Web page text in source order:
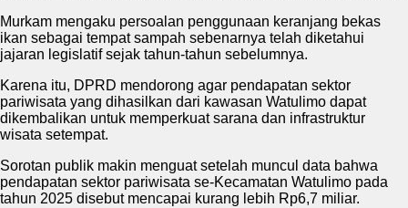
Murkam mengaku persoalan penggunaan keranjang bekas
ikan sebagai tempat sampah sebenarnya telah diketahui
jajaran legislatif sejak tahun-tahun sebelumnya.
Karena itu, DPRD mendorong agar pendapatan sektor
pariwisata yang dihasilkan dari kawasan Watulimo dapat
dikembalikan untuk memperkuat sarana dan infrastruktur
wisata setempat.
Sorotan publik makin menguat setelah muncul data bahwa
pendapatan sektor pariwisata se-Kecamatan Watulimo pada
tahun 2025 disebut mencapai kurang lebih Rp6,7 miliar.